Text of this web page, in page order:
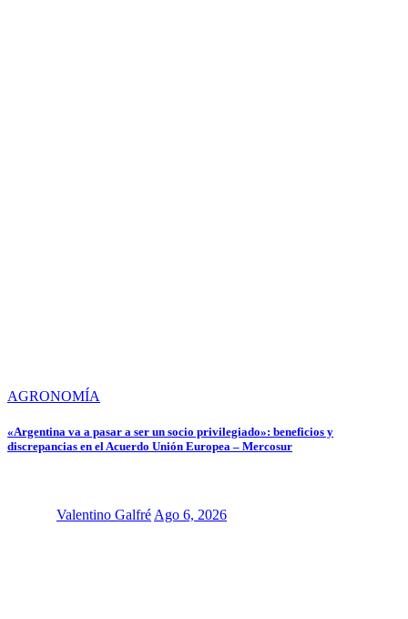
AGRONOMÍA
«Argentina va a pasar a ser un socio privilegiado»: beneficios y
discrepancias en el Acuerdo Unión Europea – Mercosur
Valentino Galfré Ago 6, 2026